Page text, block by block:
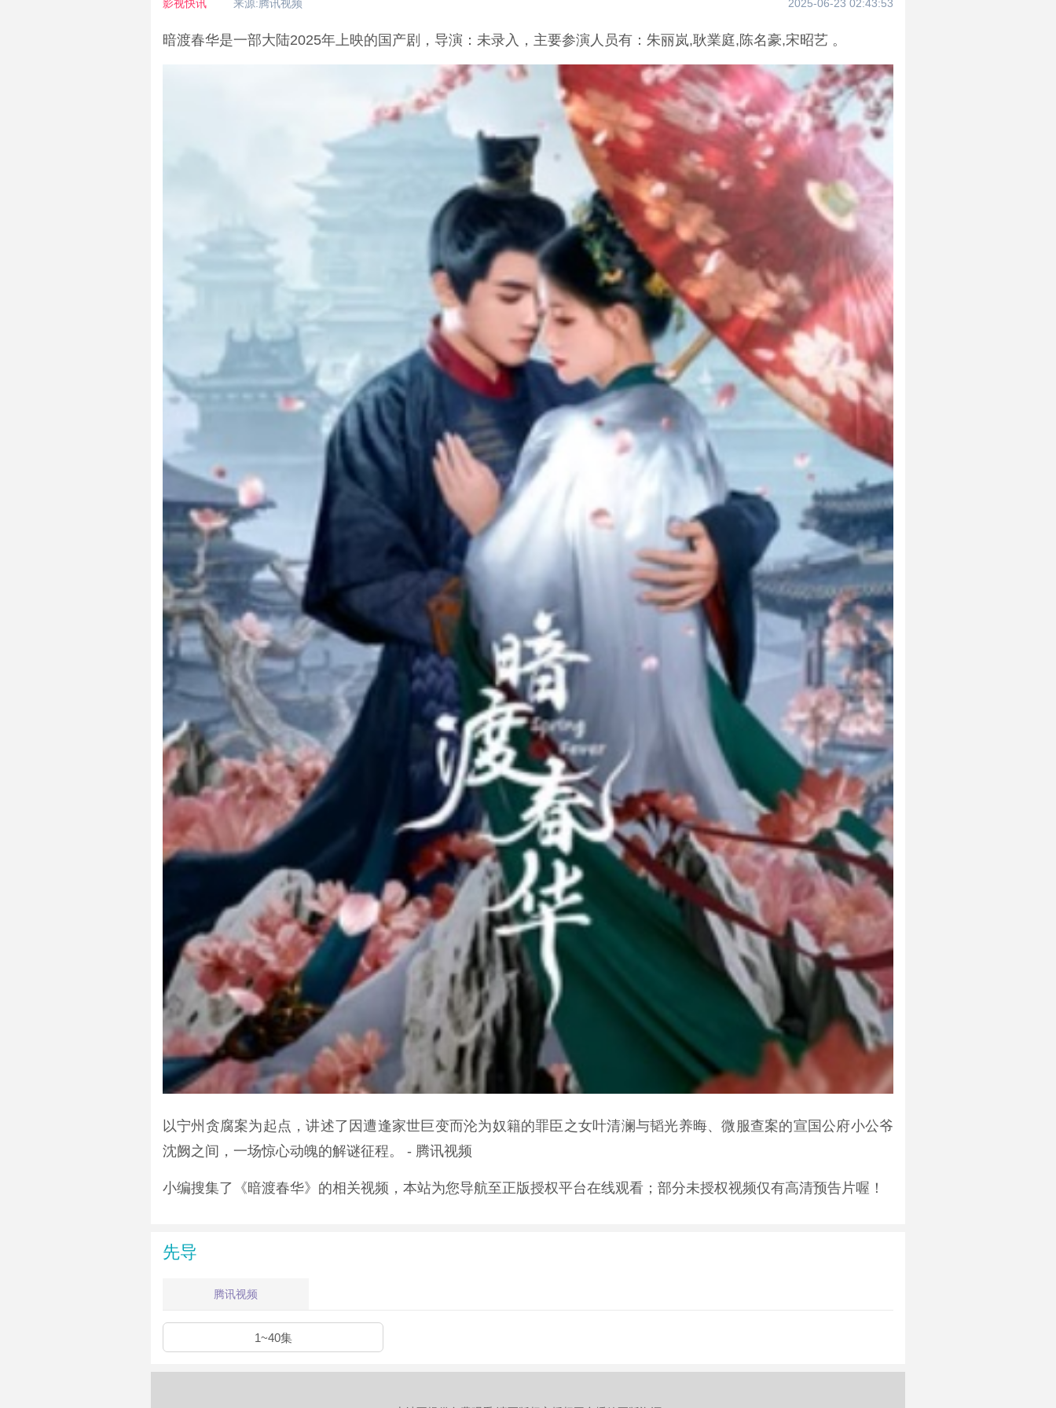
影视快讯 来源:腾讯视频 2025-06-23 02:43:53
暗渡春华是一部大陆2025年上映的国产剧，导演：未录入，主要参演人员有：朱丽岚,耿業庭,陈名豪,宋昭艺 。
以宁州贪腐案为起点，讲述了因遭逢家世巨变而沦为奴籍的罪臣之女叶清澜与韬光养晦、微服查案的宣国公府小公爷
沈阙之间，一场惊心动魄的解谜征程。 - 腾讯视频
小编搜集了《暗渡春华》的相关视频，本站为您导航至正版授权平台在线观看；部分未授权视频仅有高清预告片喔！
先导
腾讯视频
1~40集